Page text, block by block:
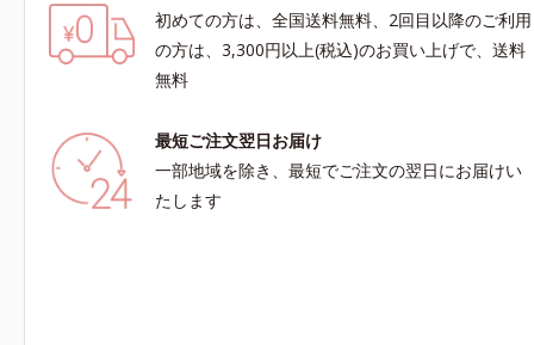
初めての方は、全国送料無料、2回目以降のご利用
の方は、3,300円以上(税込)のお買い上げで、送料
無料
最短ご注文翌日お届け
一部地域を除き、最短でご注文の翌日にお届けい
たします